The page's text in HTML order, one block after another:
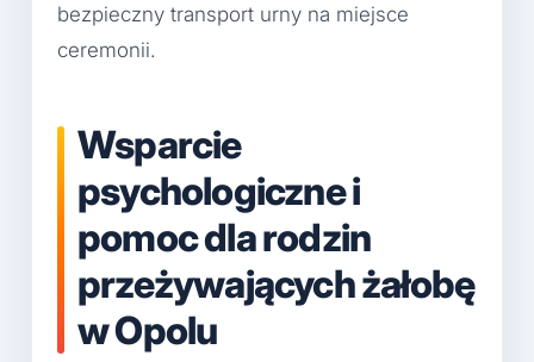
bezpieczny transport urny na miejsce
ceremonii.
Wsparcie
psychologiczne i
pomoc dla rodzin
przeżywających żałobę
w Opolu